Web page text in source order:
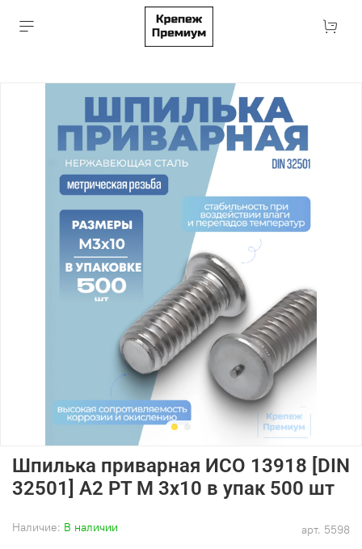
арт. 5598
Наличие: В наличии
Шпилька приварная ИСО 13918 [DIN
32501] А2 PT M 3х10 в упак 500 шт